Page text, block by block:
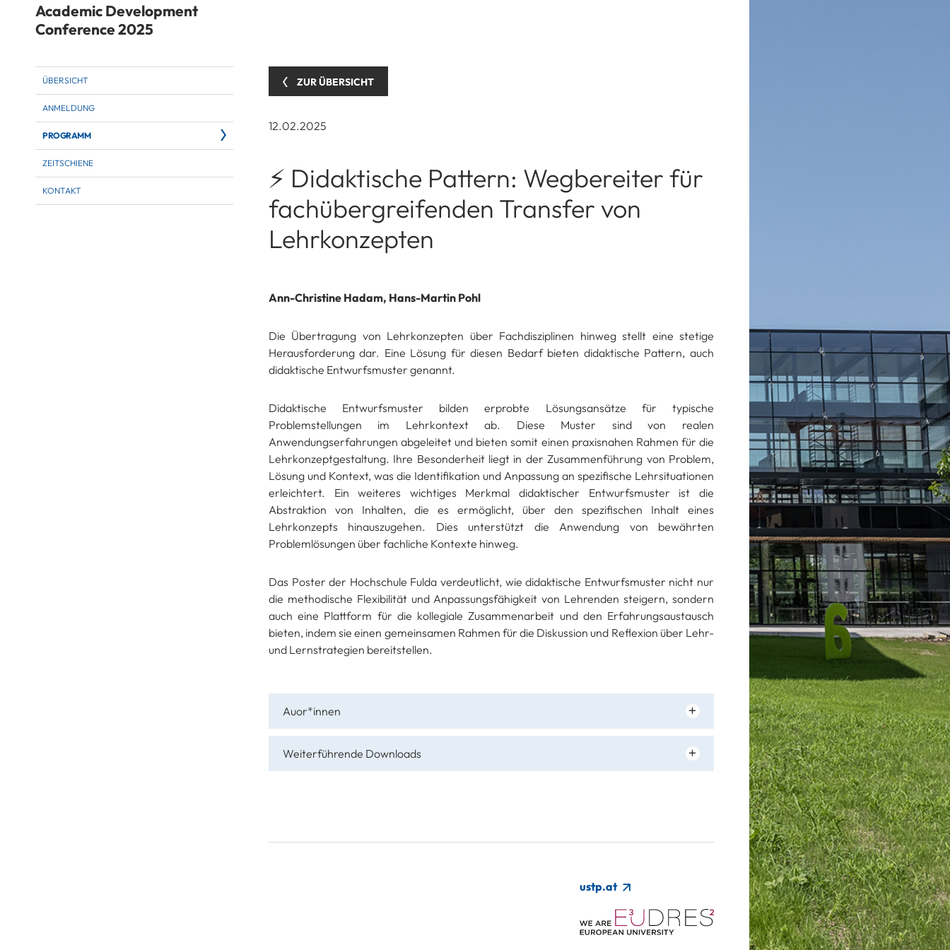
Academic Development
Conference 2025
ÜBERSICHT
ANMELDUNG
PROGRAMM
ZEITSCHIENE
KONTAKT
ZUR ÜBERSICHT
12.02.2025
⚡ Didaktische Pattern: Wegbereiter für
fachübergreifenden Transfer von
Lehrkonzepten
Ann-Christine Hadam, Hans-Martin Pohl
Die Übertragung von Lehrkonzepten über Fachdisziplinen hinweg stellt eine stetige
Herausforderung dar. Eine Lösung für diesen Bedarf bieten didaktische Pattern, auch
didaktische Entwurfsmuster genannt.
Didaktische Entwurfsmuster bilden erprobte Lösungsansätze für typische
Problemstellungen im Lehrkontext ab. Diese Muster sind von realen
Anwendungserfahrungen abgeleitet und bieten somit einen praxisnahen Rahmen für die
Lehrkonzeptgestaltung. Ihre Besonderheit liegt in der Zusammenführung von Problem,
Lösung und Kontext, was die Identifikation und Anpassung an spezifische Lehrsituationen
erleichtert. Ein weiteres wichtiges Merkmal didaktischer Entwurfsmuster ist die
Abstraktion von Inhalten, die es ermöglicht, über den spezifischen Inhalt eines
Lehrkonzepts hinauszugehen. Dies unterstützt die Anwendung von bewährten
Problemlösungen über fachliche Kontexte hinweg.
Das Poster der Hochschule Fulda verdeutlicht, wie didaktische Entwurfsmuster nicht nur
die methodische Flexibilität und Anpassungsfähigkeit von Lehrenden steigern, sondern
auch eine Plattform für die kollegiale Zusammenarbeit und den Erfahrungsaustausch
bieten, indem sie einen gemeinsamen Rahmen für die Diskussion und Reflexion über Lehr-
und Lernstrategien bereitstellen.
Auor*innen
Weiterführende Downloads
ustp.at